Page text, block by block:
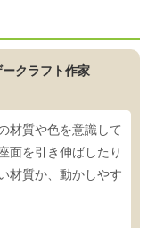
クラフト作家
材質や色を意識して
面を引き伸ばしたり
材質か、動かしやす